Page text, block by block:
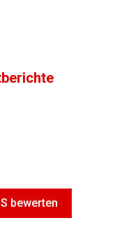
bewerten